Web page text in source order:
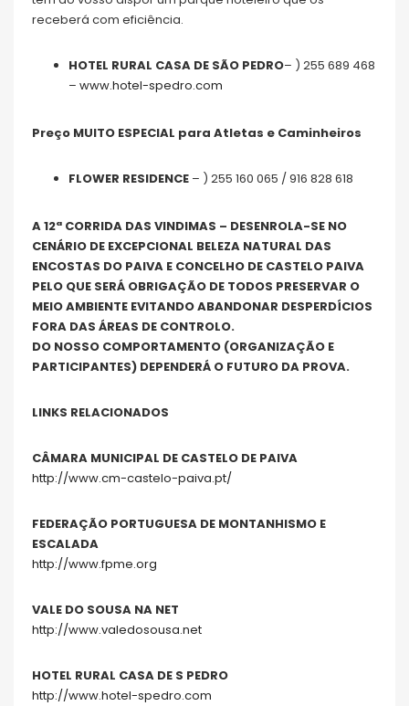
receberá com eficiência.
HOTEL RURAL CASA DE SÃO PEDRO– ) 255 689 468
– www.hotel-spedro.com
Preço MUITO ESPECIAL para Atletas e Caminheiros
FLOWER RESIDENCE – ) 255 160 065 / 916 828 618
A 12ª CORRIDA DAS VINDIMAS – DESENROLA-SE NO
CENÁRIO DE EXCEPCIONAL BELEZA NATURAL DAS
ENCOSTAS DO PAIVA E CONCELHO DE CASTELO PAIVA
PELO QUE SERÁ OBRIGAÇÃO DE TODOS PRESERVAR O
MEIO AMBIENTE EVITANDO ABANDONAR DESPERDÍCIOS
FORA DAS ÁREAS DE CONTROLO.
DO NOSSO COMPORTAMENTO (ORGANIZAÇÃO E
PARTICIPANTES) DEPENDERÁ O FUTURO DA PROVA.
LINKS RELACIONADOS
CÂMARA MUNICIPAL DE CASTELO DE PAIVA
http://www.cm-castelo-paiva.pt/
FEDERAÇÃO PORTUGUESA DE MONTANHISMO E
ESCALADA
http://www.fpme.org
VALE DO SOUSA NA NET
http://www.valedosousa.net
HOTEL RURAL CASA DE S PEDRO
http://www.hotel-spedro.com